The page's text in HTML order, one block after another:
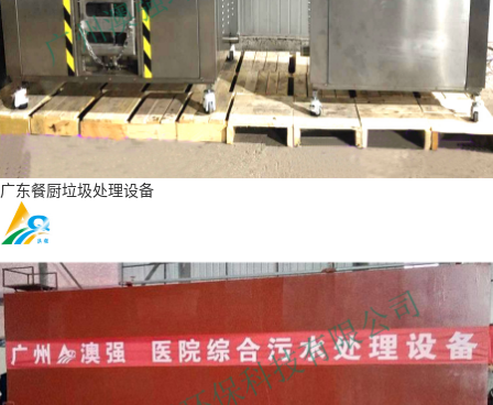
广东餐厨垃圾处理设备